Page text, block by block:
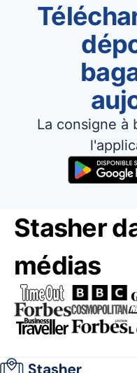
La consigne à
Stasher
médias